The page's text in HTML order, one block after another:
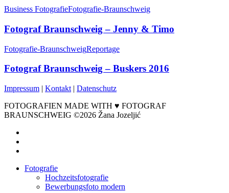
Business FotografieFotografie-Braunschweig
Fotograf Braunschweig – Jenny & Timo
Fotografie-BraunschweigReportage
Fotograf Braunschweig – Buskers 2016
Impressum | Kontakt | Datenschutz
FOTOGRAFIEN MADE WITH ♥ FOTOGRAF
BRAUNSCHWEIG ©2026 Žana Jozeljić
Close
Fotografie
Hochzeitsfotografie
Bewerbungsfoto modern